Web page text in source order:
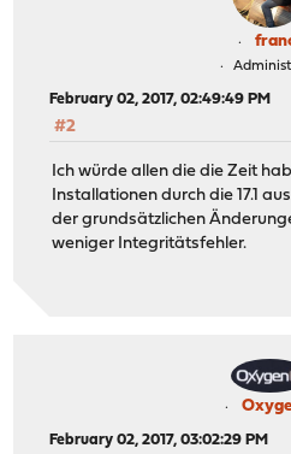
February 02, 2017, 02:49:49 PM
#2
Ich würde allen die die Zeit
Installationen durch die 17.1
der grundsätzlichen
weniger Integritätsfehler.
February 02, 2017, 03:02:29 PM